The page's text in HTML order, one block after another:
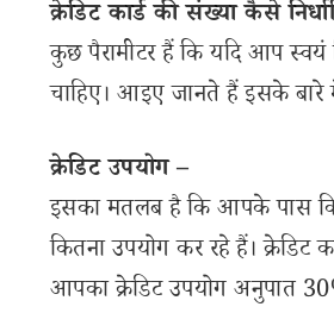
क्रेडिट कार्ड की संख्या कैसे
कुछ पैरामीटर हैं कि यदि आप
चाहिए। आइए जानते हैं इसके बारे
क्रेडिट उपयोग –
इसका मतलब है कि आपके पास
कितना उपयोग कर रहे हैं। क्रेडिट
आपका क्रेडिट उपयोग अनुपात